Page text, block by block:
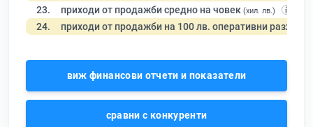
23. приходи от продажби средно на човек (хил. лв.)
24. приходи от продажби на 100 лв. оперативни разходи
виж финансови отчети и показатели
сравни с конкуренти